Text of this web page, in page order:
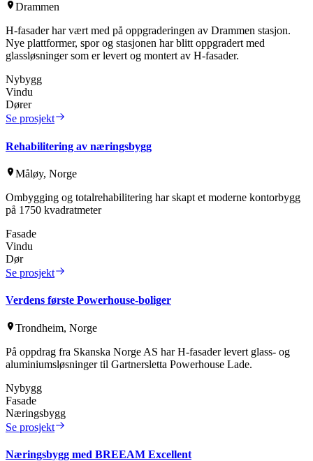
Drammen
H-fasader har vært med på oppgraderingen av Drammen stasjon.
Nye plattformer, spor og stasjonen har blitt oppgradert med
glassløsninger som er levert og montert av H-fasader.
Nybygg
Vindu
Dører
Se prosjekt
Rehabilitering av næringsbygg
Måløy, Norge
Ombygging og totalrehabilitering har skapt et moderne kontorbygg
på 1750 kvadratmeter
Fasade
Vindu
Dør
Se prosjekt
Verdens første Powerhouse-boliger
Trondheim, Norge
På oppdrag fra Skanska Norge AS har H-fasader levert glass- og
aluminiumsløsninger til Gartnersletta Powerhouse Lade.
Nybygg
Fasade
Næringsbygg
Se prosjekt
Næringsbygg med BREEAM Excellent